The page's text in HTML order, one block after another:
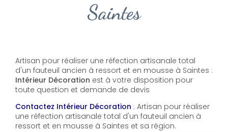
Saintes
Artisan pour réaliser une réfection artisanale total
d'un fauteuil ancien à ressort et en mousse à Saintes :
Intérieur Décoration est à votre disposition pour
toute question et demande de devis
Contactez Intérieur Décoration : Artisan pour réaliser
une réfection artisanale total d'un fauteuil ancien à
ressort et en mousse à Saintes et sa région.